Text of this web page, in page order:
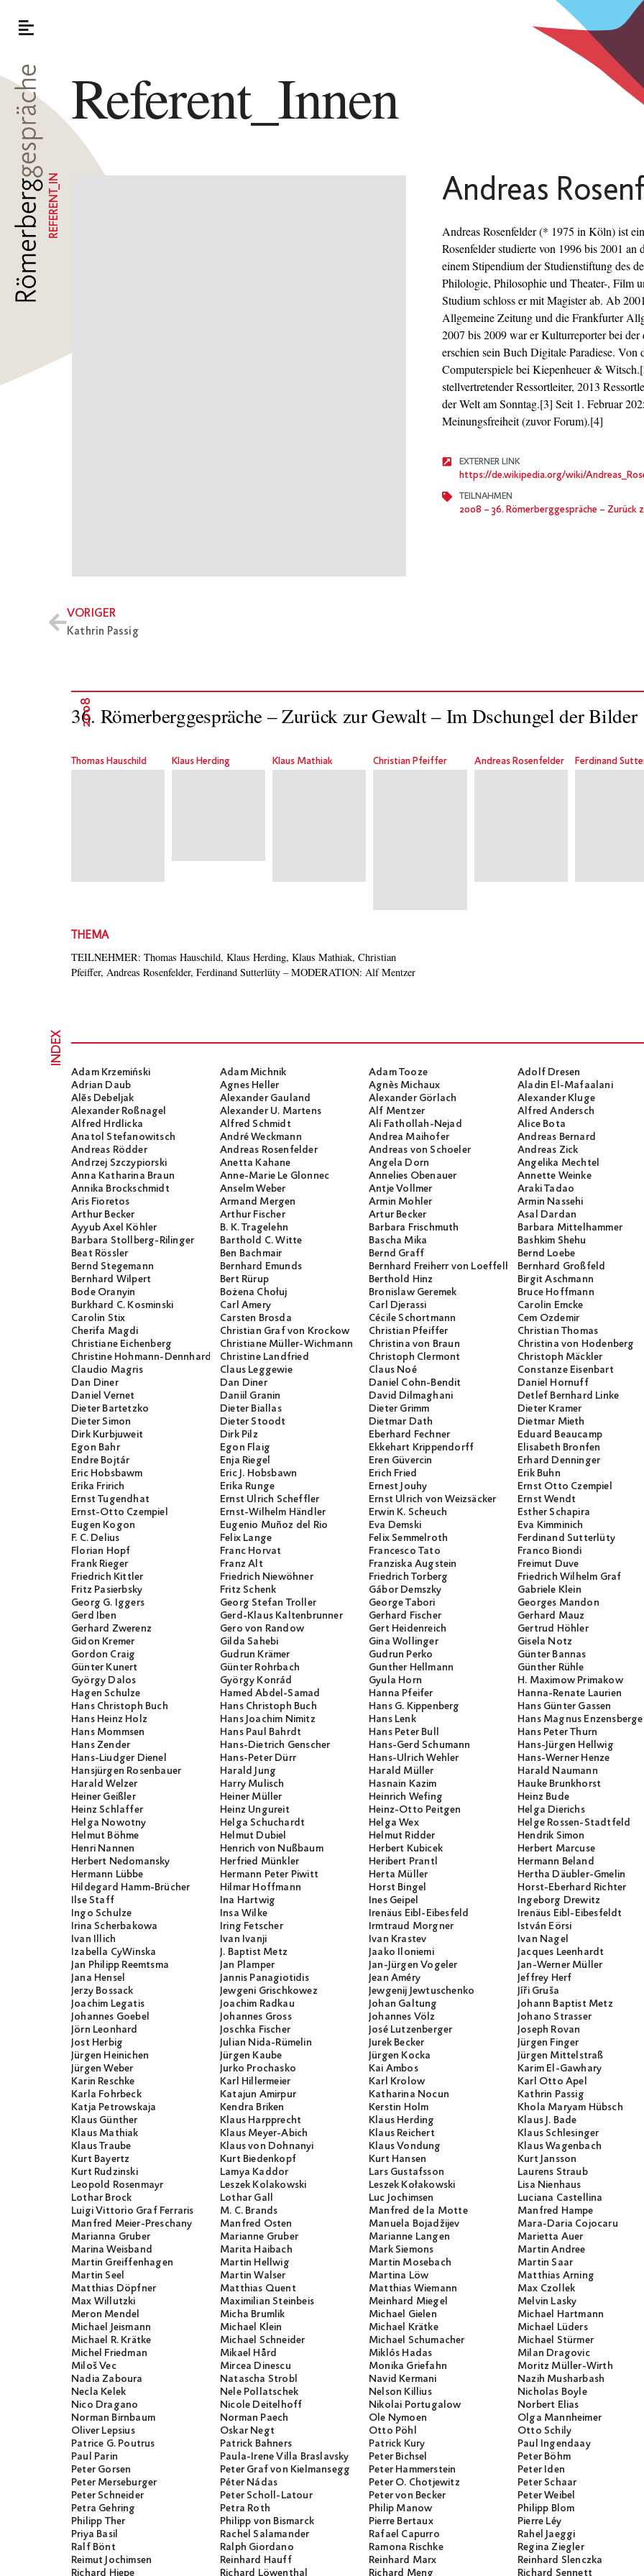
Referent_Innen
REFERENT_IN Andreas
Andreas Rosenfelder (* 1975 in Köln) ist
Rosenfelder studierte von 1996 bis 2001
einem Stipendium der Studienstiftung des
Philologie, Philosophie und Theater-, Film
Studium schloss er mit Magister ab. Ab
Allgemeine Zeitung und die Frankfurter
2007 bis 2009 war er Kulturreporter bei der
erschien sein Buch Digitale Paradiese. Von
Computerspiele bei Kiepenheuer &
stellvertretender Ressortleiter, 2013
der Welt am Sonntag.[3] Seit 1. Februar
Meinungsfreiheit (zuvor Forum).[4]
EXTERNER LINK
https://de.wikipedia.org/wiki/
TEILNAHMEN
2008 – 36. Römerberggespräche – Zurück
VORIGER
Kathrin Passig
2008
36. Römerberggespräche – Zurück zur Gewalt – Im Dschungel der Bilder
Thomas Hauschild Klaus Herding Klaus Mathiak Christian Pfeiffer Andreas Rosenfelder Ferdinand
THEMA
TEILNEHMER: Thomas Hauschild, Klaus Herding, Klaus Mathiak, Christian
Pfeiffer, Andreas Rosenfelder, Ferdinand Sutterlüty – MODERATION: Alf Mentzer
INDEX
Adam Krzemiński Adam Michnik Adam Tooze Adolf Dresen
Adrian Daub
Agnes Heller Agnès Michaux Aladin El-Mafaalani
Alĕs Debeljak
Alexander Gauland Alexander Görlach Alexander Kluge
Alexander Roßnagel
Alexander U. Martens Alf Mentzer Alfred Andersch
Alfred Hrdlicka
Alfred Schmidt Ali Fathollah-Nejad Alice Bota
Anatol Stefanowitsch
André Weckmann Andrea Maihofer Andreas Bernard
Andreas Rödder
Andreas Rosenfelder Andreas von Schoeler Andreas Zick
Andrzej Szczypiorski
Anetta Kahane Angela Dorn Angelika Mechtel
Anna Katharina Braun
Anne-Marie Le Glonnec Annelies Obenauer Annette Weinke
Annika Brockschmidt
Anselm Weber Antje Vollmer Araki Tadao
Aris Fioretos
Armand Mergen Armin Mohler Armin Nassehi
Arthur Becker
Arthur Fischer Artur Becker Asal Dardan
Ayyub Axel Köhler
B. K. Tragelehn Barbara Frischmuth Barbara Mittelhammer
Barbara Stollberg-Rilinger
Barthold C. Witte Bascha Mika Bashkim Shehu
Beat Rössler
Ben Bachmair Bernd Graff Bernd Loebe
Bernd Stegemann
Bernhard Emunds Bernhard Freiherr von LoeffelholzBernhard Großfeld
Bernhard Wilpert
Bert Rürup Berthold Hinz Birgit Aschmann
Bode Oranyin
Bożena Chołuj Bronislaw Geremek Bruce Hoffmann
Burkhard C. Kosminski
Carl Amery Carl Djerassi Carolin Emcke
Carolin Stix
Carsten Brosda Cécile Schortmann Cem Özdemir
Cherifa Magdi
Christian Graf von Krockow Christian Pfeiffer Christian Thomas
Christiane Eichenberg
Christiane Müller-Wichmann Christina von Braun Christina von Hodenberg
Christine Hohmann-Dennhardt
Christine Landfried Christoph Clermont Christoph Mäckler
Claudio Magris
Claus Leggewie Claus Noé Constanze Eisenbart
Dan Diner
Dan Diner Daniel Cohn-Bendit Daniel Hornuff
Daniel Vernet
Daniil Granin David Dilmaghani Detlef Bernhard Linke
Dieter Bartetzko
Dieter Biallas Dieter Grimm Dieter Kramer
Dieter Simon
Dieter Stoodt Dietmar Dath Dietmar Mieth
Dirk Kurbjuweit
Dirk Pilz Eberhard Fechner Eduard Beaucamp
Egon Bahr
Egon Flaig Ekkehart Krippendorff Elisabeth Bronfen
Endre Bojtár
Enja Riegel Eren Güvercin Erhard Denninger
Eric Hobsbawm
Eric J. Hobsbawn Erich Fried Erik Buhn
Erika Fririch
Erika Runge Ernest Jouhy Ernst Otto Czempiel
Ernst Tugendhat
Ernst Ulrich Scheffler Ernst Ulrich von Weizsäcker Ernst Wendt
Ernst-Otto Czempiel
Ernst-Wilhelm Händler Erwin K. Scheuch Esther Schapira
Eugen Kogon
Eugenio Muñoz del Rio Eva Demski Eva Kimminich
F. C. Delius
Felix Lange Felix Semmelroth Ferdinand Sutterlüty
Florian Hopf
Franc Horvat Francesco Tato Franco Biondi
Frank Rieger
Franz Alt Franziska Augstein Freimut Duve
Friedrich Kittler
Friedrich Niewöhner Friedrich Torberg Friedrich Wilhelm Graf
Fritz Pasierbsky
Fritz Schenk Gábor Demszky Gabriele Klein
Georg G. Iggers
Georg Stefan Troller George Tabori Georges Mandon
Gerd Iben
Gerd-Klaus Kaltenbrunner Gerhard Fischer Gerhard Mauz
Gerhard Zwerenz
Gero von Randow Gert Heidenreich Gertrud Höhler
Gidon Kremer
Gilda Sahebi Gina Wollinger Gisela Notz
Gordon Craig
Gudrun Krämer Gudrun Perko Günter Bannas
Günter Kunert
Günter Rohrbach Gunther Hellmann Günther Rühle
György Dalos
György Konrád Gyula Horn H. Maximow Primakow
Hagen Schulze
Hamed Abdel-Samad Hanna Pfeifer Hanna-Renate Laurien
Hans Christoph Buch
Hans Christoph Buch Hans G. Kippenberg Hans Günter Gassen
Hans Heinz Holz
Hans Joachim Nimitz Hans Lenk Hans Magnus
Hans Mommsen
Hans Paul Bahrdt Hans Peter Bull Hans Peter Thurn
Hans Zender
Hans-Dietrich Genscher Hans-Gerd Schumann Hans-Jürgen Hellwig
Hans-Liudger Dienel
Hans-Peter Dürr Hans-Ulrich Wehler Hans-Werner Henze
Hansjürgen Rosenbauer
Harald Jung Harald Müller Harald Naumann
Harald Welzer
Harry Mulisch Hasnain Kazim Hauke Brunkhorst
Heiner Geißler
Heiner Müller Heinrich Wefing Heinz Bude
Heinz Schlaffer
Heinz Ungureit Heinz-Otto Peitgen Helga Dierichs
Helga Nowotny
Helga Schuchardt Helga Wex Helge Rossen-Stadtfeld
Helmut Böhme
Helmut Dubiel Helmut Ridder Hendrik Simon
Henri Nannen
Henrich von Nußbaum Herbert Kubicek Herbert Marcuse
Herbert Nedomansky
Herfried Münkler Heribert Prantl Hermann Beland
Hermann Lübbe
Hermann Peter Piwitt Herta Müller Hertha Däubler-Gmelin
Hildegard Hamm-Brücher
Hilmar Hoffmann Horst Bingel Horst-Eberhard Richter
Ilse Staff
Ina Hartwig Ines Geipel Ingeborg Drewitz
Ingo Schulze
Insa Wilke Irenäus Eibl-Eibesfeld Irenäus Eibl-Eibesfeldt
Irina Scherbakowa
Iring Fetscher Irmtraud Morgner István Eörsi
Ivan Illich
Ivan Ivanji Ivan Krastev Ivan Nagel
Izabella CyWinska
J. Baptist Metz Jaako Iloniemi Jacques Leenhardt
Jan Philipp Reemtsma
Jan Plamper Jan-Jürgen Vogeler Jan-Werner Müller
Jana Hensel
Jannis Panagiotidis Jean Améry Jeffrey Herf
Jerzy Bossack
Jewgeni Grischkowez Jewgenij Jewtuschenko Jíři Gruša
Joachim Legatis
Joachim Radkau Johan Galtung Johann Baptist Metz
Johannes Goebel
Johannes Gross Johannes Völz Johano Strasser
Jörn Leonhard
Joschka Fischer José Lutzenberger Joseph Rovan
Jost Herbig
Julian Nida-Rümelin Jurek Becker Jürgen Finger
Jürgen Heinichen
Jürgen Kaube Jürgen Kocka Jürgen Mittelstraß
Jürgen Weber
Jurko Prochasko Kai Ambos Karim El-Gawhary
Karin Reschke
Karl Hillermeier Karl Krolow Karl Otto Apel
Karla Fohrbeck
Katajun Amirpur Katharina Nocun Kathrin Passig
Katja Petrowskaja
Kendra Briken Kerstin Holm Khola Maryam Hübsch
Klaus Günther
Klaus Harpprecht Klaus Herding Klaus J. Bade
Klaus Mathiak
Klaus Meyer-Abich Klaus Reichert Klaus Schlesinger
Klaus Traube
Klaus von Dohnanyi Klaus Vondung Klaus Wagenbach
Kurt Bayertz
Kurt Biedenkopf Kurt Hansen Kurt Jansson
Kurt Rudzinski
Lamya Kaddor Lars Gustafsson Laurens Straub
Leopold Rosenmayr
Leszek Kolakowski Leszek Kołakowski Lisa Nienhaus
Lothar Brock
Lothar Gall Luc Jochimsen Luciana Castellina
Luigi Vittorio Graf Ferraris
M. C. Brands Manfred de la Motte Manfred Hampe
Manfred Meier-Preschany
Manfred Osten Manuela Bojadžijev Mara-Daria Cojocaru
Marianna Gruber
Marianne Gruber Marianne Langen Marietta Auer
Marina Weisband
Marita Haibach Mark Siemons Martin Andree
Martin Greiffenhagen
Martin Hellwig Martin Mosebach Martin Saar
Martin Seel
Martin Walser Martina Löw Matthias Arning
Matthias Döpfner
Matthias Quent Matthias Wiemann Max Czollek
Max Willutzki
Maximilian Steinbeis Meinhard Miegel Melvin Lasky
Meron Mendel
Micha Brumlik Michael Gielen Michael Hartmann
Michael Jeismann
Michael Klein Michael Krätke Michael Lüders
Michael R. Krätke
Michael Schneider Michael Schumacher Michael Stürmer
Michel Friedman
Mikael Hård Miklós Hadas Milan Dragovic
Miloš Vec
Mircea Dinescu Monika Griefahn Moritz Müller-Wirth
Nadia Zaboura
Natascha Strobl Navid Kermani Nazih Musharbash
Necla Kelek
Nele Pollatschek Nelson Killius Nicholas Boyle
Nico Dragano
Nicole Deitelhoff Nikolai Portugalow Norbert Elias
Norman Birnbaum
Norman Paech Ole Nymoen Olga Mannheimer
Oliver Lepsius
Oskar Negt Otto Pöhl Otto Schily
Patrice G. Poutrus
Patrick Bahners Patrick Kury Paul Ingendaay
Paul Parin
Paula-Irene Villa Braslavsky Peter Bichsel Peter Böhm
Peter Gorsen
Peter Graf von Kielmansegg Peter Hammerstein Peter Iden
Peter Merseburger
Péter Nádas Peter O. Chotjewitz Peter Schaar
Peter Schneider
Peter Scholl-Latour Peter von Becker Peter Weibel
Petra Gehring
Petra Roth Philip Manow Philipp Blom
Philipp Ther
Philipp von Bismarck Pierre Bertaux Pierre Léy
Priya Basil
Rachel Salamander Rafael Capurro Rahel Jaeggi
Ralf Bönt
Ralph Giordano Ramona Rischke Regina Ziegler
Reimut Jochimsen
Reinhard Hauff Reinhard Marx Reinhard Slenczka
Richard Hiepe
Richard Löwenthal Richard Meng Richard Sennett